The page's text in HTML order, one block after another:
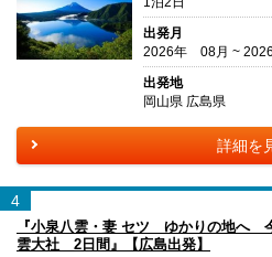
出発月
2026年 08月 ~
出発地
岡山県 広島県
詳細を
4
『小泉八雲・妻 セツ ゆかりの地へ
雲大社 2日間』【広島出発】